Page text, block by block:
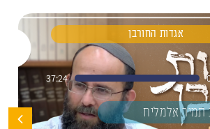
אגדות החורבן
37:24
תמיר אלמליח